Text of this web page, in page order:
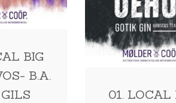
BIG
B.A.
01. LOCAL